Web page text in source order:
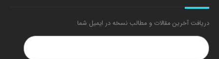
دریافت آخرین مقالات و مطالب نسخه در ایمیل شما